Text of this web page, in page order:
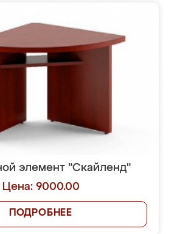
элемент "Скайленд"
Цена: 9000.00
ПОДРОБНЕЕ